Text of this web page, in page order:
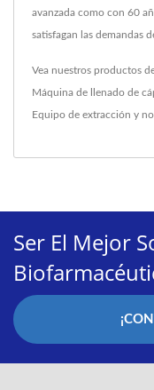
avanzada como con 60
satisfagan las demandas
Vea nuestros productos
Máquina de llenado de
Equipo de extracción y
Ser El Mejor